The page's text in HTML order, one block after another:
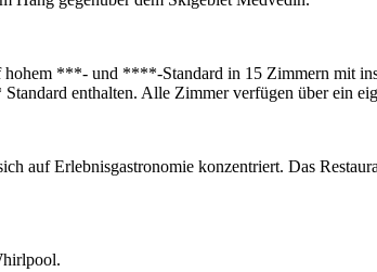
***- und ****-Standard in 15 Zimmern mit
enthalten. Alle Zimmer verfügen über ein
auf Erlebnisgastronomie konzentriert. Das